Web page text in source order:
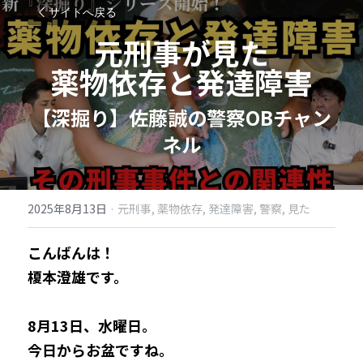
サイトへ戻る
元刑事が見た
薬物依存と発達障害
【深掘り】佐藤誠の警察OBチャン
ネル​
2025年8月13日 · 元刑事, 薬物依存, 発達障害, 警察, 見た
こんばんは！
榎本澄雄です。
8月13日、水曜日。
今日からお盆ですね。